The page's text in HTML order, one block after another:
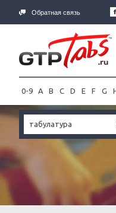
Обратная связь
0-9 A B C D E F G
табулатура